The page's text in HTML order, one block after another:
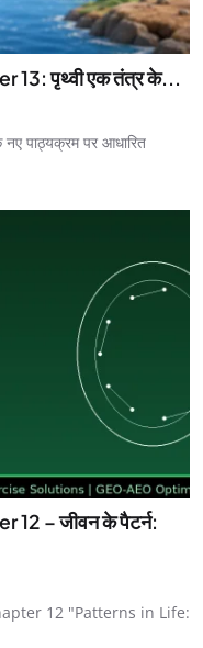
13: पृथ्वी एक तंत्र के...
पाठ्यक्रम पर आधारित
– जीवन के पैटर्न:
12 "Patterns in Life: